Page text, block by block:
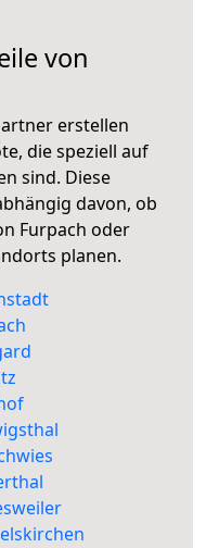
von
erstellen
die speziell auf
sind. Diese
davon, ob
Furpach oder
planen.